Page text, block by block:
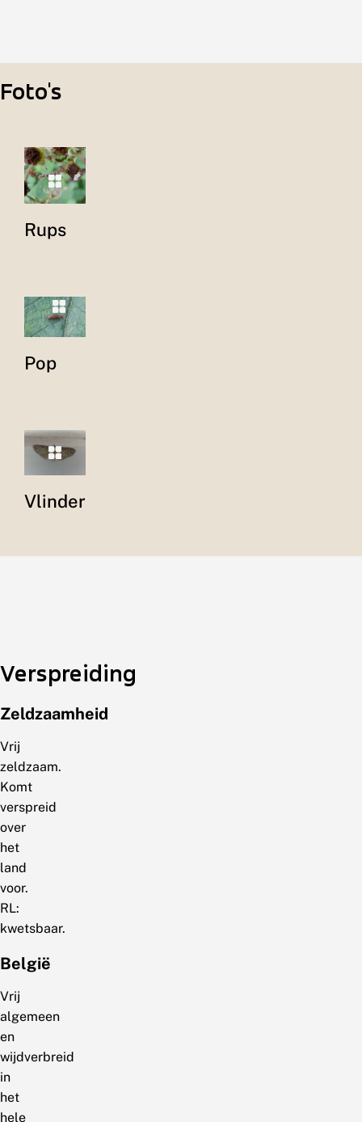
Foto's
Rups
Pop
Vlinder
Verspreiding
Zeldzaamheid
Vrij
zeldzaam.
Komt
verspreid
over
het
land
voor.
RL:
kwetsbaar.
België
Vrij
algemeen
en
wijdverbreid
in
het
hele